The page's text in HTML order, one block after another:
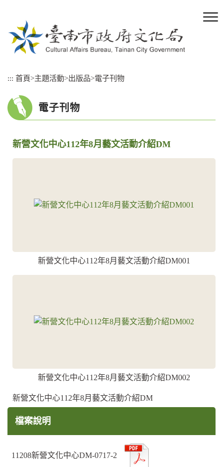
::: 首頁>主題活動>出版品>電子刊物
電子刊物
新營文化中心112年8月藝文活動介紹DM
新營文化中心112年8月藝文活動介紹DM001
新營文化中心112年8月藝文活動介紹DM002
新營文化中心112年8月藝文活動介紹DM
檔案說明
11208新營文化中心DM-0717-2